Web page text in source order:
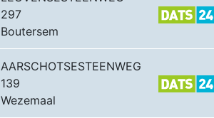
297
Boutersem
AARSCHOTSESTEENWEG
139
Wezemaal